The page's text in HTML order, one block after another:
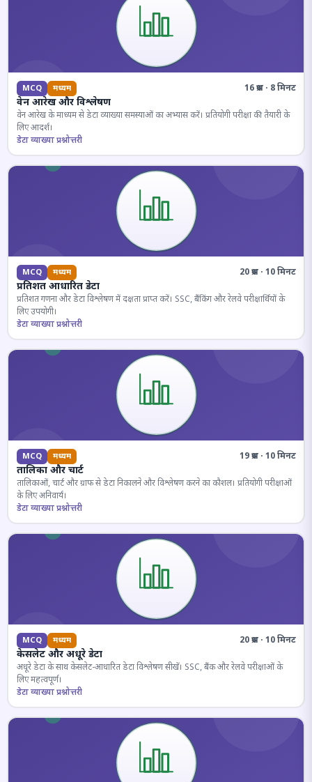
MCQ मध्यम 16 प्रश्न · 8 मिनट
वेन आरेख और विश्लेषण
वेन आरेख के माध्यम से डेटा व्याख्या समस्याओं का अभ्यास करें। प्रतियोगी परीक्षा की तैयारी के
लिए आदर्श।
डेटा व्याख्या प्रश्नोत्तरी
MCQ मध्यम 20 प्रश्न · 10 मिनट
प्रतिशत आधारित डेटा
प्रतिशत गणना और डेटा विश्लेषण में दक्षता प्राप्त करें। SSC, बैंकिंग और रेलवे परीक्षार्थियों के
लिए उपयोगी।
डेटा व्याख्या प्रश्नोत्तरी
MCQ मध्यम 19 प्रश्न · 10 मिनट
तालिका और चार्ट
तालिकाओं, चार्ट और ग्राफ से डेटा निकालने और विश्लेषण करने का कौशल। प्रतियोगी परीक्षाओं
के लिए अनिवार्य।
डेटा व्याख्या प्रश्नोत्तरी
MCQ मध्यम 20 प्रश्न · 10 मिनट
केसलेट और अधूरे डेटा
अधूरे डेटा के साथ केसलेट-आधारित डेटा विश्लेषण सीखें। SSC, बैंक और रेलवे परीक्षाओं के
लिए महत्वपूर्ण।
डेटा व्याख्या प्रश्नोत्तरी